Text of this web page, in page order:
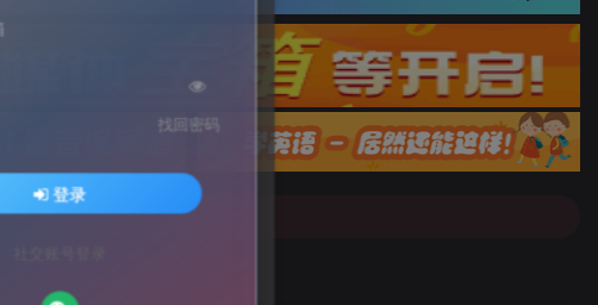
哥配音]戳这里查看详情！
找回密码
登录